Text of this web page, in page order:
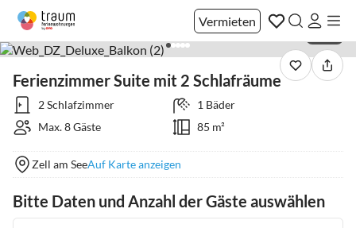
Vermieten
Ferienzimmer Suite mit 2 Schlafräume
2 Schlafzimmer
1 Bäder
Max. 8 Gäste
85 m²
Zell am SeeAuf Karte anzeigen
Bitte Daten und Anzahl der Gäste auswählen